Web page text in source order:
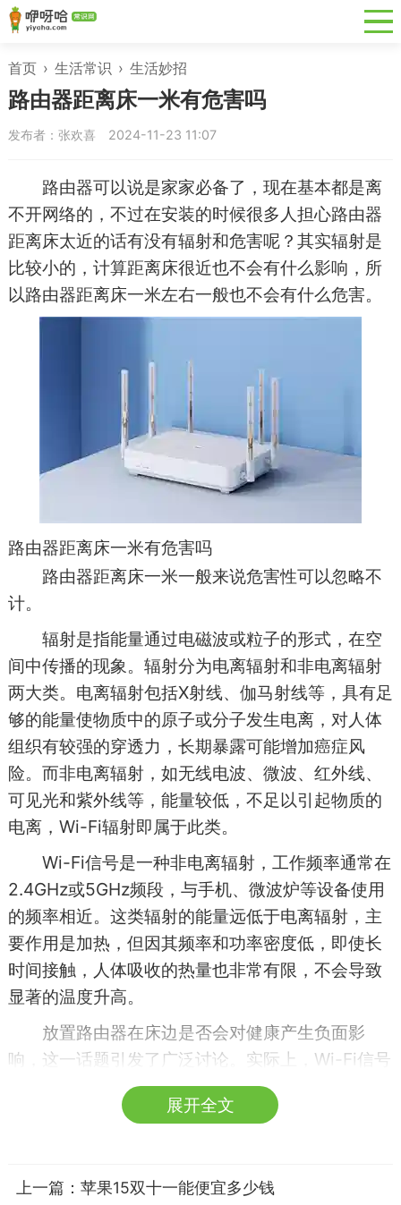
首页 › 生活常识 › 生活妙招
路由器距离床一米有危害吗
发布者：张欢喜 2024-11-23 11:07
路由器可以说是家家必备了，现在基本都是离
不开网络的，不过在安装的时候很多人担心路由器
距离床太近的话有没有辐射和危害呢？其实辐射是
比较小的，计算距离床很近也不会有什么影响，所
以路由器距离床一米左右一般也不会有什么危害。
路由器距离床一米有危害吗
路由器距离床一米一般来说危害性可以忽略不
计。
辐射是指能量通过电磁波或粒子的形式，在空
间中传播的现象。辐射分为电离辐射和非电离辐射
两大类。电离辐射包括X射线、伽马射线等，具有足
够的能量使物质中的原子或分子发生电离，对人体
组织有较强的穿透力，长期暴露可能增加癌症风
险。而非电离辐射，如无线电波、微波、红外线、
可见光和紫外线等，能量较低，不足以引起物质的
电离，Wi-Fi辐射即属于此类。
Wi-Fi信号是一种非电离辐射，工作频率通常在
2.4GHz或5GHz频段，与手机、微波炉等设备使用
的频率相近。这类辐射的能量远低于电离辐射，主
要作用是加热，但因其频率和功率密度低，即使长
时间接触，人体吸收的热量也非常有限，不会导致
显著的温度升高。
放置路由器在床边是否会对健康产生负面影
响，这一话题引发了广泛讨论。实际上，Wi-Fi信号
的强度随着距离的增加而迅速衰减，这意味着即便
路由器放置在床边，你所处环境中的辐射水平也远
使用Wi-Fi设备对人类健康的风险是极低的。
展开全文
上一篇： 苹果15双十一能便宜多少钱